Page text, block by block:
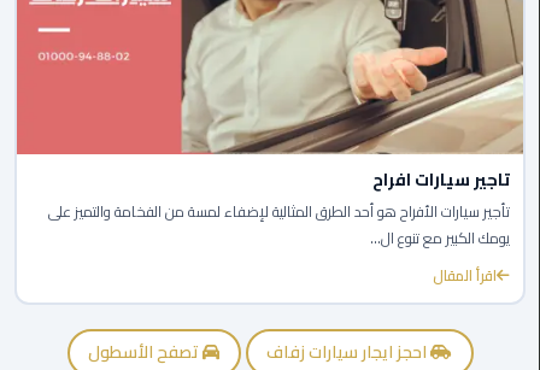
ليموزين
مايو
ليموزين
حلوان
ليموزين
الإسماعيلية
ليموزين
المنوفية
تاجير سيارات افراح
تأجير سيارات الأفراح هو أحد الطرق المثالية لإضفاء لمسة من الفخامة والتميز على
يومك الكبير مع تنوع ال...
اقرأ المقال
احجز ايجار سيارات زفاف
تصفح الأسطول